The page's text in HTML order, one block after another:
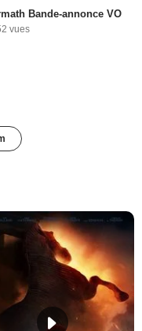
Bande-annonce VO
vues